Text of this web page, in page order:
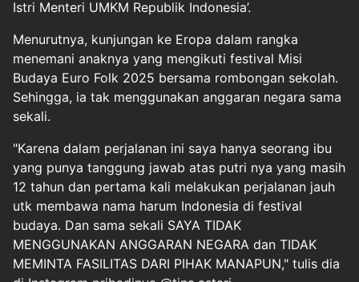
Istri Menteri UMKM Republik Indonesia’.
Menurutnya, kunjungan ke Eropa dalam rangka
menemani anaknya yang mengikuti festival Misi
Budaya Euro Folk 2025 bersama rombongan sekolah.
Sehingga, ia tak menggunakan anggaran negara sama
sekali.
"Karena dalam perjalanan ini saya hanya seorang ibu
yang punya tanggung jawab atas putri nya yang masih
12 tahun dan pertama kali melakukan perjalanan jauh
utk membawa nama harum Indonesia di festival
budaya. Dan sama sekali SAYA TIDAK
MENGGUNAKAN ANGGARAN NEGARA dan TIDAK
MEMINTA FASILITAS DARI PIHAK MANAPUN," tulis dia